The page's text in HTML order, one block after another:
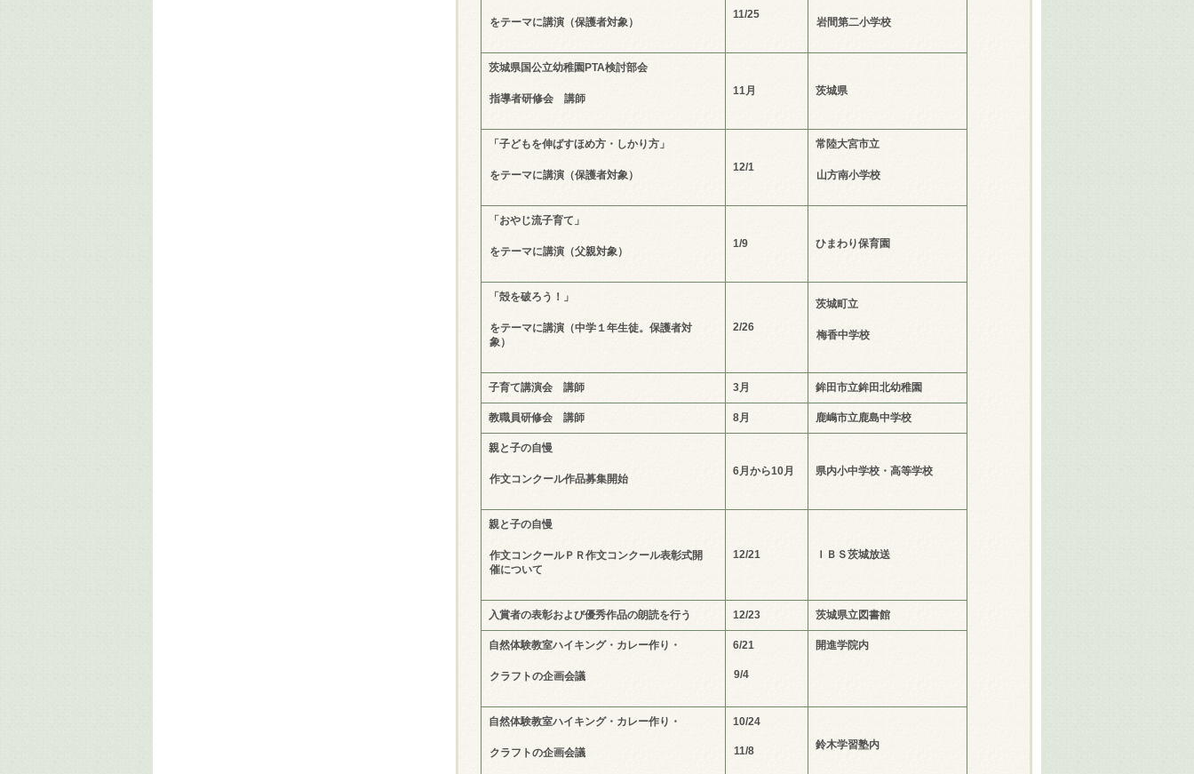
をテーマに講演（保護者対象）
11/25
岩間第二小学校
茨城県国公立幼稚園PTA検討部会
指導者研修会 講師
11月 茨城県
「子どもを伸ばすほめ方・しかり方」
をテーマに講演（保護者対象）
12/1
常陸大宮市立
山方南小学校
「おやじ流子育て」
をテーマに講演（父親対象）
1/9 ひまわり保育園
「殻を破ろう！」
をテーマに講演（中学１年生徒。保護者対
象）
2/26
茨城町立
梅香中学校
子育て講演会 講師 3月 鉾田市立鉾田北幼稚園
教職員研修会 講師 8月 鹿嶋市立鹿島中学校
親と子の自慢
作文コンクール作品募集開始
6月から10月 県内小中学校・高等学校
親と子の自慢
作文コンクールＰＲ作文コンクール表彰式開
催について
12/21 ＩＢＳ茨城放送
入賞者の表彰および優秀作品の朗読を行う 12/23 茨城県立図書館
自然体験教室ハイキング・カレー作り・
クラフトの企画会議
6/21
9/4
開進学院内
自然体験教室ハイキング・カレー作り・
クラフトの企画会議
10/24
11/8 鈴木学習塾内